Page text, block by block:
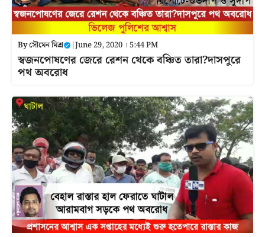
Byসৌমেন মিশ্র |June 29, 2020 । 5:44 PM
স্বজনপোষণের জেরে রেশন থেকে বঞ্চিত তারা?দাসপুরে
পথ অবরোধ